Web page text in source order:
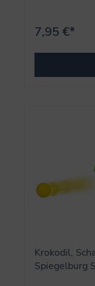
7,95 €*
Krokodil,
Spiegelburg